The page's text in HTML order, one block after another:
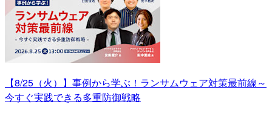
【8/25（火）】事例から学ぶ！ランサムウェア対策最前線～
今すぐ実践できる多重防御戦略